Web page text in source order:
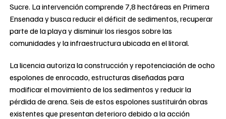
Sucre. La intervención comprende 7,8 hectáreas en Primera
Ensenada y busca reducir el déficit de sedimentos, recuperar
parte de la playa y disminuir los riesgos sobre las
comunidades y la infraestructura ubicada en el litoral.
La licencia autoriza la construcción y repotenciación de ocho
espolones de enrocado, estructuras diseñadas para
modificar el movimiento de los sedimentos y reducir la
pérdida de arena. Seis de estos espolones sustituirán obras
existentes que presentan deterioro debido a la acción